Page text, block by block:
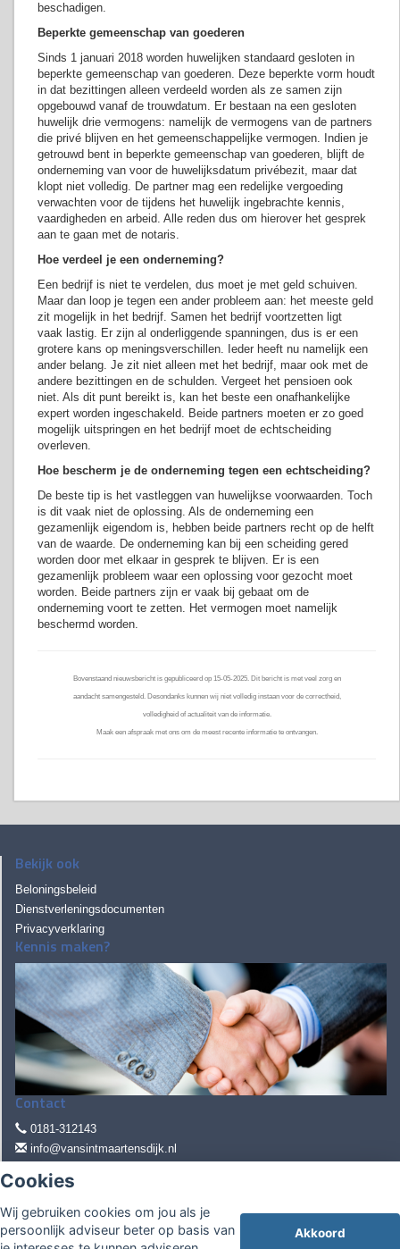
Cookies
Wij gebruiken cookies om jou als je
persoonlijk adviseur beter op basis van
Akkoord
beschadigen.
Beperkte gemeenschap van goederen
Sinds 1 januari 2018 worden huwelijken standaard gesloten in
beperkte gemeenschap van goederen. Deze beperkte vorm houdt
in dat bezittingen alleen verdeeld worden als ze samen zijn
opgebouwd vanaf de trouwdatum. Er bestaan na een gesloten
huwelijk drie vermogens: namelijk de vermogens van de partners
die privé blijven en het gemeenschappelijke vermogen. Indien je
getrouwd bent in beperkte gemeenschap van goederen, blijft de
onderneming van voor de huwelijksdatum privébezit, maar dat
klopt niet volledig. De partner mag een redelijke vergoeding
verwachten voor de tijdens het huwelijk ingebrachte kennis,
vaardigheden en arbeid. Alle reden dus om hierover het gesprek
aan te gaan met de notaris.
Hoe verdeel je een onderneming?
Een bedrijf is niet te verdelen, dus moet je met geld schuiven.
Maar dan loop je tegen een ander probleem aan: het meeste geld
zit mogelijk in het bedrijf. Samen het bedrijf voortzetten ligt
vaak lastig. Er zijn al onderliggende spanningen, dus is er een
grotere kans op meningsverschillen. Ieder heeft nu namelijk een
ander belang. Je zit niet alleen met het bedrijf, maar ook met de
andere bezittingen en de schulden. Vergeet het pensioen ook
niet. Als dit punt bereikt is, kan het beste een onafhankelijke
expert worden ingeschakeld. Beide partners moeten er zo goed
mogelijk uitspringen en het bedrijf moet de echtscheiding
overleven.
Hoe bescherm je de onderneming tegen een echtscheiding?
De beste tip is het vastleggen van huwelijkse voorwaarden. Toch
is dit vaak niet de oplossing. Als de onderneming een
gezamenlijk eigendom is, hebben beide partners recht op de helft
van de waarde. De onderneming kan bij een scheiding gered
worden door met elkaar in gesprek te blijven. Er is een
gezamenlijk probleem waar een oplossing voor gezocht moet
worden. Beide partners zijn er vaak bij gebaat om de
onderneming voort te zetten. Het vermogen moet namelijk
beschermd worden.
Bovenstaand nieuwsbericht is gepubliceerd op 15-05-2025. Dit bericht is met veel zorg en
aandacht samengesteld. Desondanks kunnen wij niet volledig instaan voor de correctheid,
volledigheid of actualiteit van de informatie.
Maak een afspraak met ons om de meest recente informatie te ontvangen.
Bekijk ook
Beloningsbeleid
Dienstverleningsdocumenten
Privacyverklaring
Kennis maken?
Contact
0181-312143
info@vansintmaartensdijk.nl
3225 LE Hellevoetsluis